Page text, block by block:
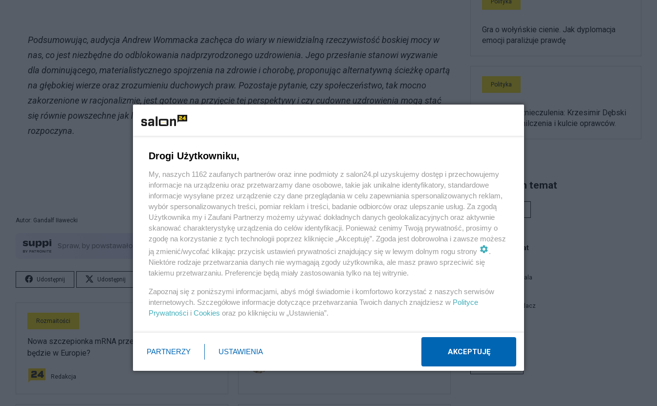
Podsumowując, audycja Andrew Wommacka zachęca do wiary w niewidzialną rzeczywistość boskiej mocy w
nas, co jest niezbędne do odblokowania nadprzyrodzonego uzdrowienia. Jego przesłanie stanowi wyzwanie
dla dominującego, materialistycznego spojrzenia na zdrowie i chorobę, proponując alternatywną ścieżkę opartą
na głębokiej wierze oraz zrozumieniu duchowych praw. Pozostaje pytanie, czy społeczeństwo, tak mocno
zakorzenione w racjonalizmie, jest gotowe na przyjęcie tej perspektywy i czy cudowne uzdrowienia mogą stać
się równie powszechne jak leczenie medyczne. Jedno jest pewne: dyskusja na ten temat dopiero się
rozpoczyna.
Autor: Gandalf Iławecki
Udostępnij Udostępnij
Rozmaitości
Nowa szczepionka mRNA przeciwko grypie. Kiedy
będzie w Europie?
Redakcja
Polityka
Gra o wołyńskie cienie. Jak dyplomacja
emocji paraliżuje prawdę
Polityka
Wołyń bez znieczulenia: Krzesimir Dębski
o anatomii milczenia i kulcie oprawców.
Piszą na ten temat
Rafał Woś
Blogi na ten temat
Siukum Balala
Stary Wyjadacz
Napisz notkę
Drogi Użytkowniku,
My, naszych 1162 zaufanych partnerów oraz inne podmioty z salon24.pl uzyskujemy dostęp i przechowujemy
informacje na urządzeniu oraz przetwarzamy dane osobowe, takie jak unikalne identyfikatory, standardowe
informacje wysyłane przez urządzenie czy dane przeglądania w celu zapewniania spersonalizowanych reklam,
wybór spersonalizowanych treści, pomiar reklam i treści, badanie odbiorców oraz ulepszanie usług. Za zgodą
Użytkownika my i Zaufani Partnerzy możemy używać dokładnych danych geolokalizacyjnych oraz aktywnie
skanować charakterystykę urządzenia do celów identyfikacji. Ponieważ cenimy Twoją prywatność, prosimy o
zgodę na korzystanie z tych technologii poprzez kliknięcie „Akceptuję”. Zgoda jest dobrowolna i zawsze możesz
ją zmienić/wycofać klikając przycisk ustawień prywatności znajdujący się w lewym dolnym rogu strony
.
Niektóre rodzaje przetwarzania danych nie wymagają zgody użytkownika, ale masz prawo sprzeciwić się
takiemu przetwarzaniu. Preferencje będą miały zastosowania tylko na tej witrynie.
Zapoznaj się z poniższymi informacjami, abyś mógł świadomie i komfortowo korzystać z naszych serwisów
internetowych. Szczegółowe informacje dotyczące przetwarzania Twoich danych znajdziesz w Polityce
Prywatności i Cookies oraz po kliknięciu w „Ustawienia”.
PARTNERZY USTAWIENIA AKCEPTUJĘ